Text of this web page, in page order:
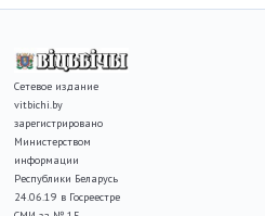
Сетевое издание
vitbichi.by
зарегистрировано
Министерством
информации
Республики Беларусь
24.06.19 в Госреестре